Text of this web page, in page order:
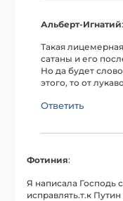
Альберт-Игнатий:
Такая
сатаны и его
Но да будет
этого, то от
Ответить
Фотиния:
Я написала Господь
исправлять.т.к